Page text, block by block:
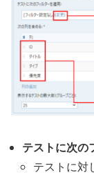
テストに次の
テストに対